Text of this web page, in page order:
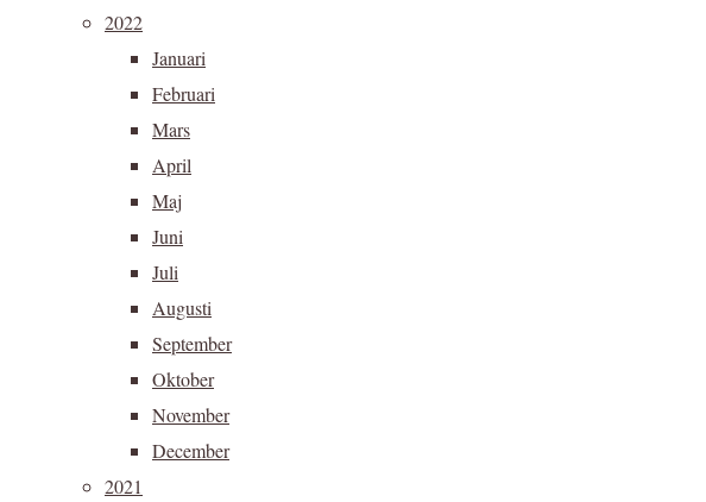
2022
Januari
Februari
Mars
April
Maj
Juni
Juli
Augusti
September
Oktober
November
December
2021